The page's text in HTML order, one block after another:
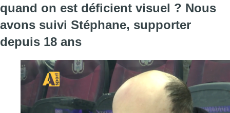
quand on est déficient visuel ? Nous
avons suivi Stéphane, supporter
depuis 18 ans